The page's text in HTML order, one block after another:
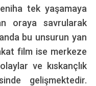
tek yaşamaya
oraya savrularak
bu unsurun yan
film ise merkeze
ve kıskançlık
gelişmektedir.